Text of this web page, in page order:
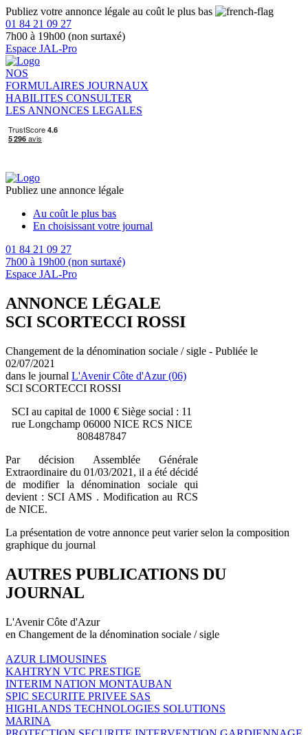
Publiez votre annonce légale au coût le plus bas
01 84 21 09 27
7h00 à 19h00 (non surtaxé)
Espace JAL-Pro
NOS
FORMULAIRES JOURNAUX
HABILITES CONSULTER
LES ANNONCES LEGALES
Publiez une annonce légale
Au coût le plus bas
En choisissant votre journal
01 84 21 09 27
7h00 à 19h00 (non surtaxé)
Espace JAL-Pro
ANNONCE LÉGALE
SCI SCORTECCI ROSSI
Changement de la dénomination sociale / sigle - Publiée le
02/07/2021
dans le journal L'Avenir Côte d'Azur (06)
SCI SCORTECCI ROSSI
SCI au capital de 1000 € Siège social : 11
rue Longchamp 06000 NICE RCS NICE
808487847
Par décision Assemblée Générale
Extraordinaire du 01/03/2021, il a été décidé
de modifier la dénomination sociale qui
devient : SCI AMS . Modification au RCS
de NICE.
La présentation de votre annonce peut varier selon la composition
graphique du journal
AUTRES PUBLICATIONS DU
JOURNAL
L'Avenir Côte d'Azur
en Changement de la dénomination sociale / sigle
AZUR LIMOUSINES
KAHTRYN VTC PRESTIGE
INTERIM NATION MONTAUBAN
SPIC SECURITE PRIVEE SAS
HIGHLANDS TECHNOLOGIES SOLUTIONS
MARINA